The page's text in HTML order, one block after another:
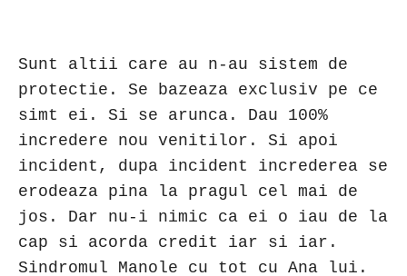
Sunt altii care au n-au sistem de
protectie. Se bazeaza exclusiv pe ce
simt ei. Si se arunca. Dau 100%
incredere nou venitilor. Si apoi
incident, dupa incident increderea se
erodeaza pina la pragul cel mai de
jos. Dar nu-i nimic ca ei o iau de la
cap si acorda credit iar si iar.
Sindromul Manole cu tot cu Ana lui.